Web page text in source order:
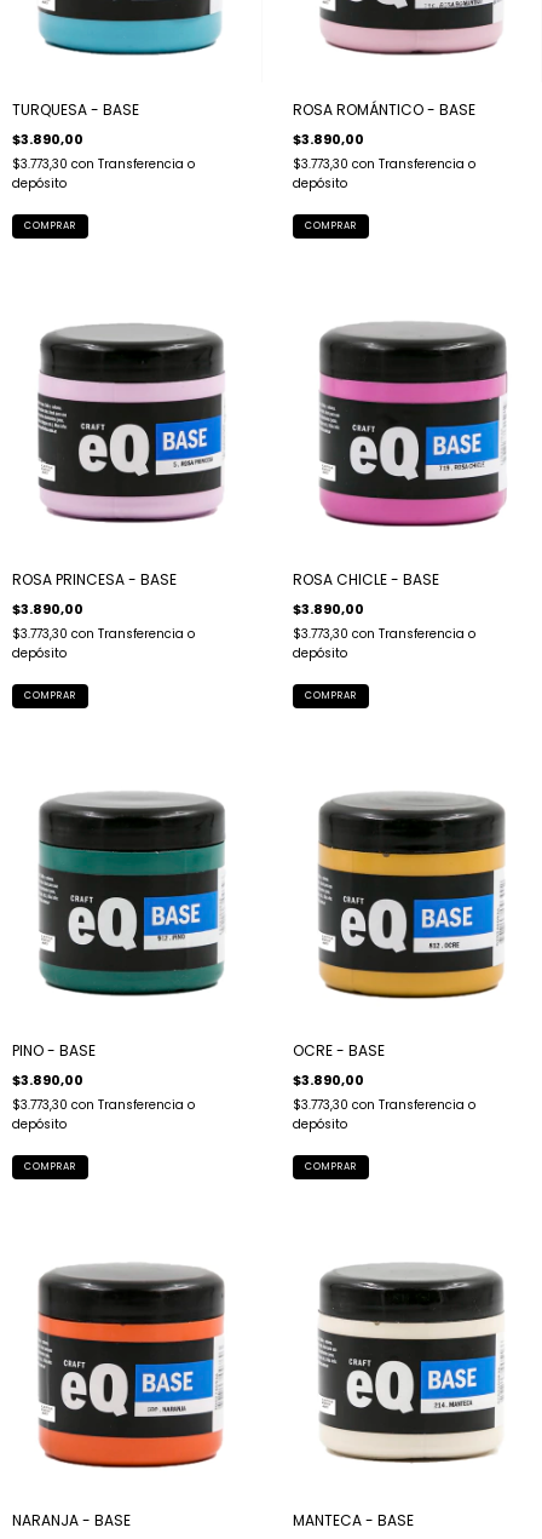
TURQUESA - BASE
$3.890,00
$3.773,30 con Transferencia o
depósito
ROSA ROMÁNTICO - BASE
$3.890,00
$3.773,30 con Transferencia o
depósito
ROSA PRINCESA - BASE
$3.890,00
$3.773,30 con Transferencia o
depósito
ROSA CHICLE - BASE
$3.890,00
$3.773,30 con Transferencia o
depósito
PINO - BASE
$3.890,00
$3.773,30 con Transferencia o
depósito
OCRE - BASE
$3.890,00
$3.773,30 con Transferencia o
depósito
NARANJA - BASE MANTECA - BASE